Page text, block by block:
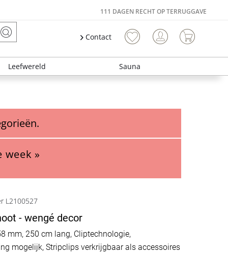
111 DAGEN RECHT OP TERRUGGAVE
Contact
Leefwereld Sauna
week »
L2100527
- wengé decor
mm, 250 cm lang, Cliptechnologie,
mogelijk, Stripclips verkrijgbaar als accessoires